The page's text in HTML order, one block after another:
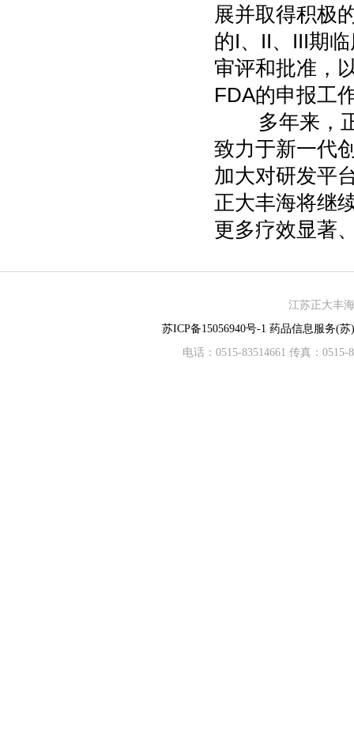
展并取得积极
的I、II、III期
审评和批准，
FDA的申报工
多年来，正
致力于新一代
加大对研发平
正大丰海将继
更多疗效显著
江苏正大丰
苏ICP备15056940号-1 药品信息服务(苏
电话：0515-83514661 传真：